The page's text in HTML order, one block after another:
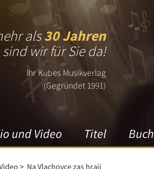
als30 Jahren
sind wir für Sie da!
Ihr Kubes Musikverlag
(Gegründet 1991)
und Video Titel Buch
> Na Vlachovce zas hrají